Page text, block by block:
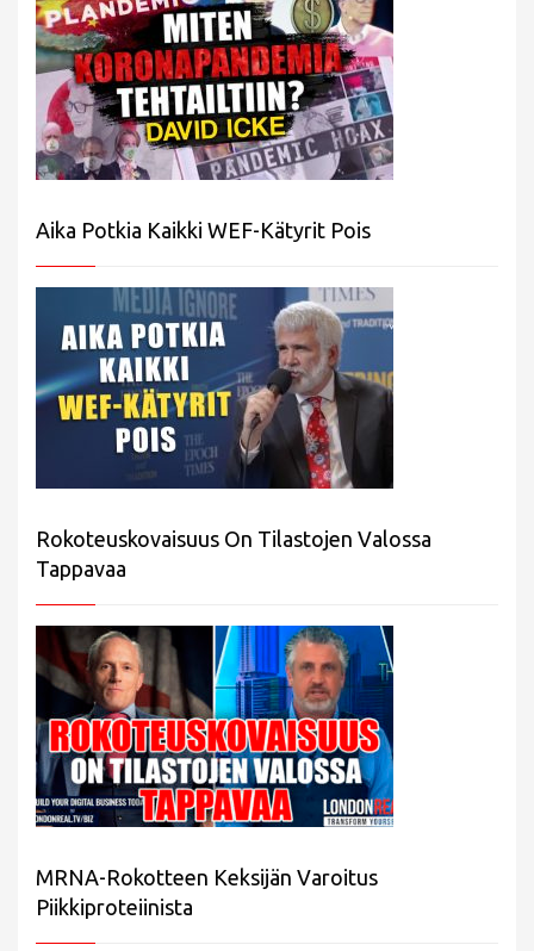
Aika Potkia Kaikki WEF-Kätyrit Pois
Rokoteuskovaisuus On Tilastojen Valossa
Tappavaa
MRNA-Rokotteen Keksijän Varoitus
Piikkiproteiinista